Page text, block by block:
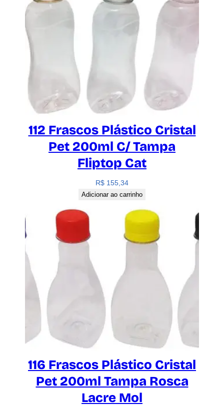
112 Frascos Plástico Cristal
Pet 200ml C/ Tampa
Fliptop Cat
R$ 155,34
Adicionar ao carrinho
116 Frascos Plástico Cristal
Pet 200ml Tampa Rosca
Lacre Mol